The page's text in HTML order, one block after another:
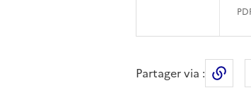
Partager via :